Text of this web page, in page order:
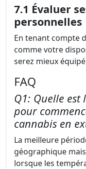
7.1 Évaluer
personnelles
En tenant compte
comme votre
serez mieux
FAQ
Q1: Quelle
pour
cannabis en
La meilleure
géographique
lorsque les